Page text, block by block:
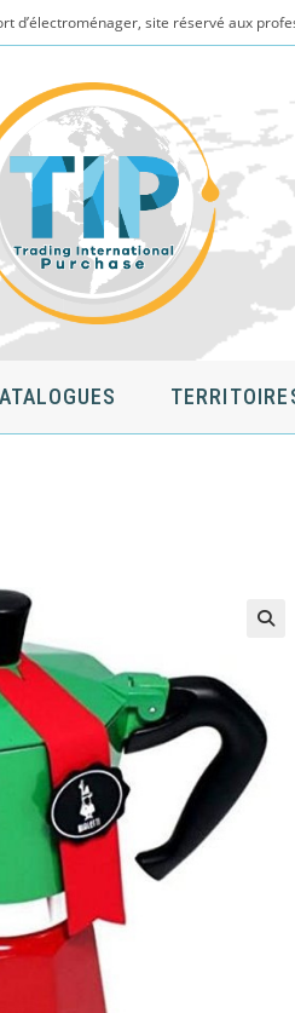
d’électroménager, site réservé aux